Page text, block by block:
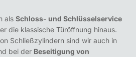
als Schloss- und Schlüsselservice
die klassische Türöffnung hinaus.
Schließzylindern sind wir auch in
bei der Beseitigung von